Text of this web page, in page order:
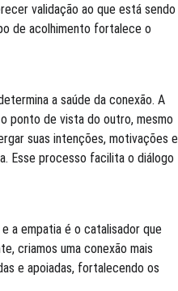
validação ao que está sendo
de acolhimento fortalece o
a saúde da conexão. A
ponto de vista do outro, mesmo
suas intenções, motivações e
Esse processo facilita o diálogo
a empatia é o catalisador que
criamos uma conexão mais
e apoiadas, fortalecendo os